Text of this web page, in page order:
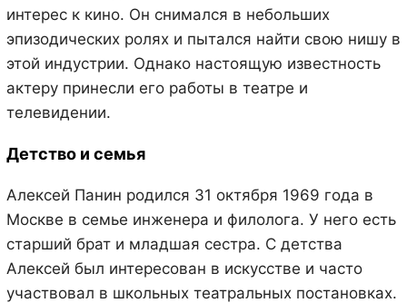
интерес к кино. Он снимался в небольших
эпизодических ролях и пытался найти свою нишу в
этой индустрии. Однако настоящую известность
актеру принесли его работы в театре и
телевидении.
Детство и семья
Алексей Панин родился 31 октября 1969 года в
Москве в семье инженера и филолога. У него есть
старший брат и младшая сестра. С детства
Алексей был интересован в искусстве и часто
участвовал в школьных театральных постановках.